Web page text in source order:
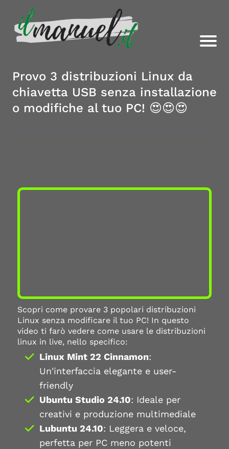
Provo 3 distribuzioni Linux da
chiavetta USB senza installazione
o modifiche al tuo PC! 😍😍😍
Scopri come provare 3 popolari distribuzioni
Linux senza modificare il tuo PC! In questo
video ti farò vedere come usare le distribuzioni
linux in live, nello specifico:
Linux Mint 22 Cinnamon:
Un'interfaccia elegante e user-
friendly
Ubuntu Studio 24.10: Ideale per
creativi e produzione multimediale
Lubuntu 24.10: Leggera e veloce,
perfetta per PC meno potenti